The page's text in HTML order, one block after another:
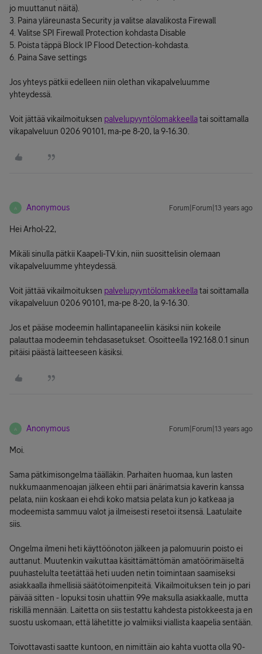
jo muuttanut näitä).
3. Paina yläreunasta Security ja valitse alavalikosta Firewall
4. Valitse SPI Firewall Protection kohdasta Disable
5. Poista täppä Block IP Flood Detection-kohdasta.
6. Paina Save settings
Jos yhteys pätkii edelleen niin olethan vikapalveluumme
yhteydessä.
Voit jättää vikailmoituksen palvelupyyntölomakkeellatai soittamalla
vikapalveluun 0206 90101, ma-pe 8-20, la 9-16.30.
A Anonymous Forum|Forum|13 years ago
Hei Arhol-22,
Mikäli sinulla pätkii Kaapeli-TV:kin, niin suosittelisin olemaan
vikapalveluumme yhteydessä.
Voit jättää vikailmoituksen palvelupyyntölomakkeellatai soittamalla
vikapalveluun 0206 90101, ma-pe 8-20, la 9-16.30.
Jos et pääse modeemin hallintapaneeliin käsiksi niin kokeile
palauttaa modeemin tehdasasetukset. Osoitteella 192.168.0.1 sinun
pitäisi päästä laitteeseen käsiksi.
A Anonymous Forum|Forum|13 years ago
Moi.
Sama pätkimisongelma täälläkin. Parhaiten huomaa, kun lasten
nukkumaanmenoajan jälkeen ehtii pari änärimatsia kaverin kanssa
pelata, niin koskaan ei ehdi koko matsia pelata kun jo katkeaa ja
modeemista sammuu valot ja ilmeisesti resetoi itsensä. Laatulaite
siis.
Ongelma ilmeni heti käyttöönoton jälkeen ja palomuurin poisto ei
auttanut. Muutenkin vaikuttaa käsittämättömän amatöörimäiseltä
puuhastelulta teetättää heti uuden netin toimintaan saamiseksi
asiakkaalla ihmellisiä säätötoimenpiteitä. Vikailmoituksen tein jo pari
päivää sitten - lopuksi tosin uhattiin 99e maksulla asiakkaalle, mutta
riskillä mennään. Laitetta on siis testattu kahdesta pistokkeesta ja en
suostu uskomaan, että lähetitte jo valmiiksi viallista kaapelia sentään.
Toivottavasti saatte kuntoon, en nimittäin aio kahta vuotta olla 90-